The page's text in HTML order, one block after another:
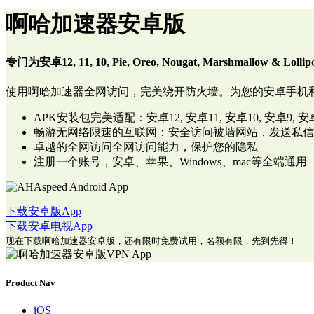
啊哈加速器安卓版
专门为安卓12, 11, 10, Pie, Oreo, Nougat, Marshmallow &
使用啊哈加速器全网访问，完美绕开防火墙。为您的安卓手机
APK安装包完美适配：安卓12, 安卓11, 安卓10, 安卓9, 安
畅游无网络限速的互联网：安全访问被墙网站，发送私
卓越的全网访问全网访问能力，保护您的隐私
注册一个账号，安卓、苹果、Windows、mac等全端通用
下载安卓版App
下载安卓电视App
现在下载啊哈加速器安卓版，还有限时免费试用，名额有限，先到先得！
Product Nav
iOS